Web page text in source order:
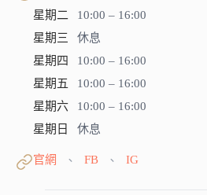
星期二
10:00 – 16:00
星期三
休息
星期四
10:00 – 16:00
星期五
10:00 – 16:00
星期六
10:00 – 16:00
星期日
休息
官網 、 FB 、 IG